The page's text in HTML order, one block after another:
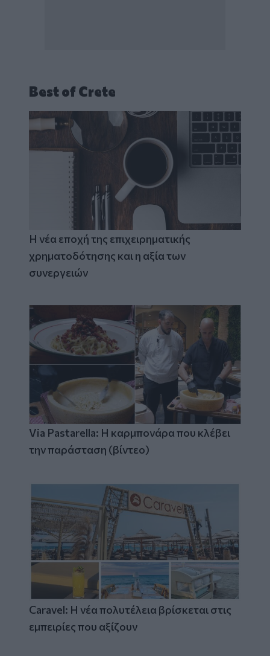
Best of Crete
Η νέα εποχή της επιχειρηματικής
χρηματοδότησης και η αξία των
συνεργειών
Via Pastarella: Η καρμπονάρα που κλέβει
την παράσταση (βίντεο)
Caravel: Η νέα πολυτέλεια βρίσκεται στις
εμπειρίες που αξίζουν